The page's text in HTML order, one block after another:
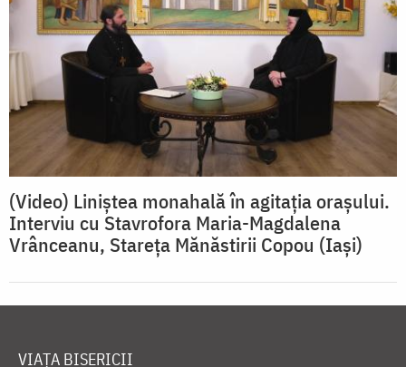
(Video) Liniștea monahală în agitația orașului.
Interviu cu Stavrofora Maria-Magdalena
Vrânceanu, Stareța Mănăstirii Copou (Iași)
VIAȚA BISERICII